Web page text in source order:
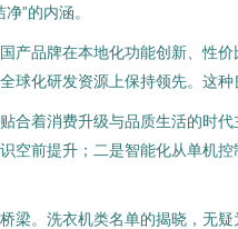
”的内涵。
产品牌在本地化功能创新、性
化研发资源上保持领先。这
合着消费升级与品质生活的时
空前提升；二是智能化从单机
梁。洗衣机类名单的揭晓，无